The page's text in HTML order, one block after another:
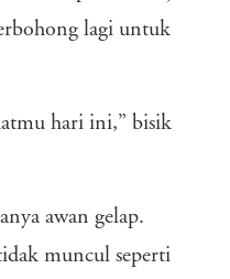
lagi untuk
hari ini,” bisik
awan gelap.
muncul seperti